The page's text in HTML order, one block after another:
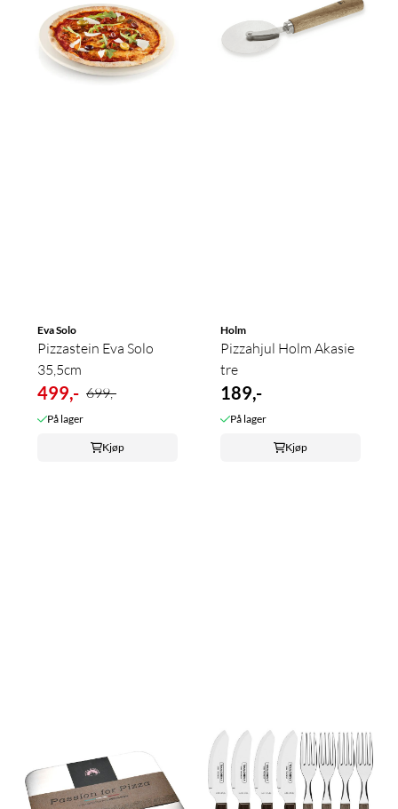
Eva Solo
Pizzastein Eva Solo
35,5cm
499,- 699,-
På lager
Kjøp
Holm
Pizzahjul Holm Akasie
tre
189,-
På lager
Kjøp